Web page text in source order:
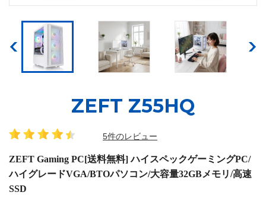
ZEFT Z55HQ
5件のレビュー
ZEFT Gaming PC[送料無料] ハイスペックゲーミングPC/
ハイグレードVGA/BTOパソコン/大容量32GBメモリ/高速
SSD